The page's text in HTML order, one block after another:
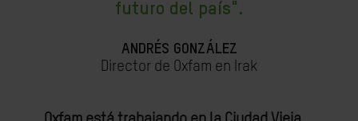
futuro del país".
ANDRÉS GONZÁLEZ
Director de Oxfam en Irak